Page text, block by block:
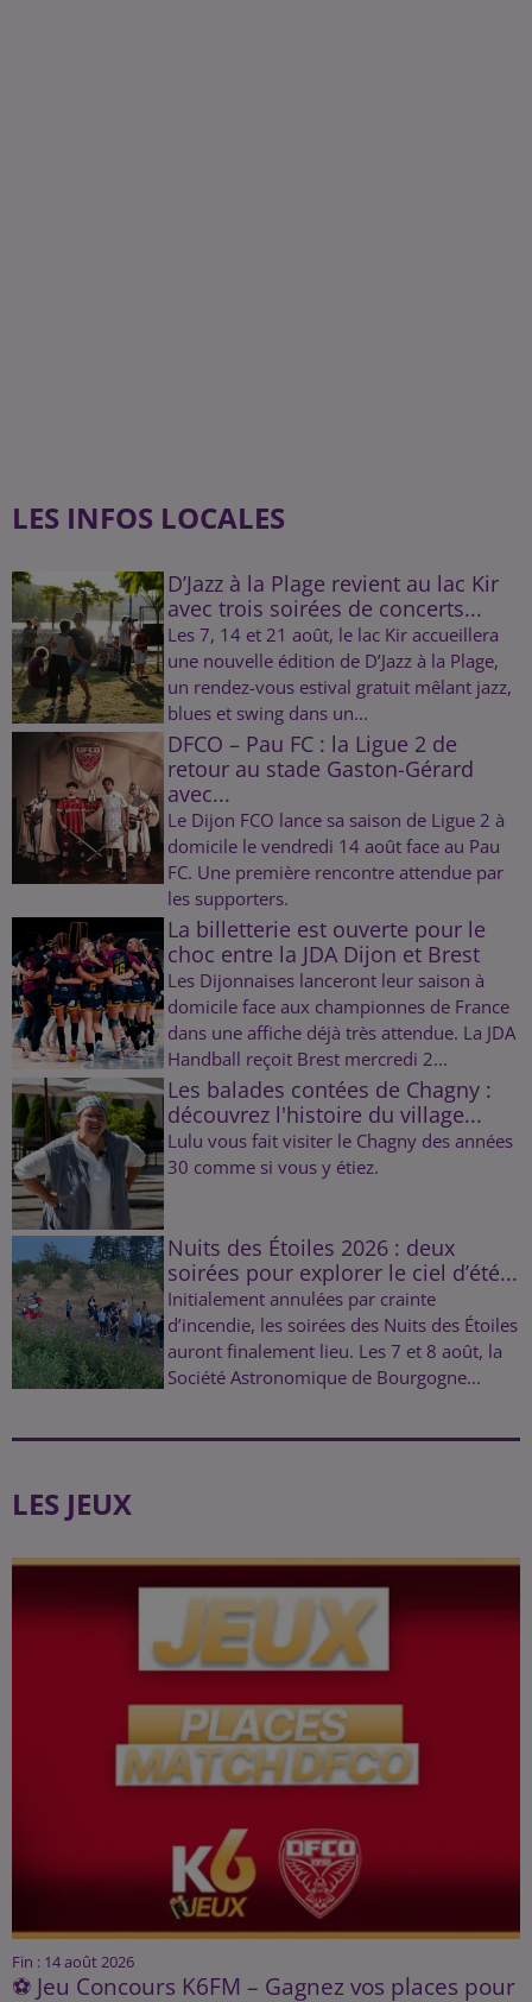
LES INFOS LOCALES
D’Jazz à la Plage revient au lac Kir
avec trois soirées de concerts...
Les 7, 14 et 21 août, le lac Kir accueillera
une nouvelle édition de D’Jazz à la Plage,
un rendez-vous estival gratuit mêlant jazz,
blues et swing dans un...
DFCO – Pau FC : la Ligue 2 de
retour au stade Gaston-Gérard
avec...
Le Dijon FCO lance sa saison de Ligue 2 à
domicile le vendredi 14 août face au Pau
FC. Une première rencontre attendue par
les supporters.
La billetterie est ouverte pour le
choc entre la JDA Dijon et Brest
Les Dijonnaises lanceront leur saison à
domicile face aux championnes de France
dans une affiche déjà très attendue. La JDA
Handball reçoit Brest mercredi 2...
Les balades contées de Chagny :
découvrez l'histoire du village...
Lulu vous fait visiter le Chagny des années
30 comme si vous y étiez.
Nuits des Étoiles 2026 : deux
soirées pour explorer le ciel d’été...
Initialement annulées par crainte
d’incendie, les soirées des Nuits des Étoiles
auront finalement lieu. Les 7 et 8 août, la
Société Astronomique de Bourgogne...
LES JEUX
Fin : 14 août 2026
⚽ Jeu Concours K6FM – Gagnez vos places pour